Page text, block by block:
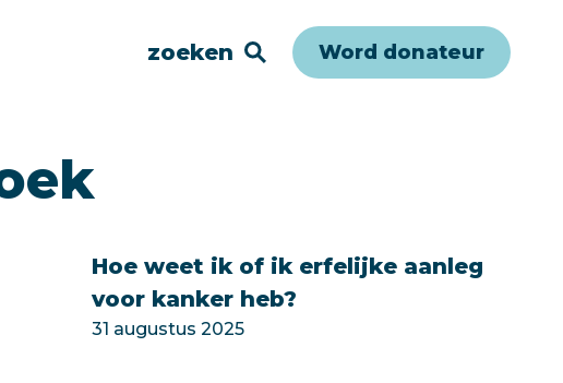
zoeken Word donateur
Hoe weet ik of ik erfelijke aanleg
voor kanker heb?
31 augustus 2025